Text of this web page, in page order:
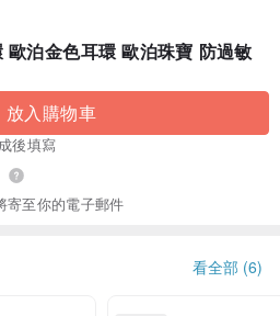
泊金色耳環 歐泊珠寶 防過敏
放入購物車
後填寫
寄至你的電子郵件
看全部 (6)